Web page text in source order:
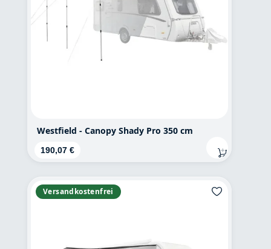
Westfield - Canopy Shady Pro 350 cm
Regulärer Preis:
190,07 €
Versandkostenfrei